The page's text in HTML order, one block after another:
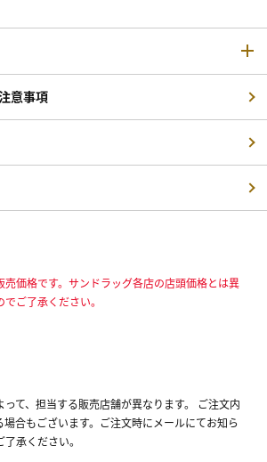
意事項
価格です。サンドラッグ各店の店頭価格とは異
ご了承ください。
て、担当する販売店舗が異なります。 ご注文内
合もございます。ご注文時にメールにてお知ら
承ください。